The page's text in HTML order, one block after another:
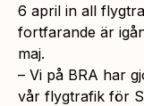
6 april in all
fortfarande är
maj.
– Vi på BRA har
vår flygtrafik för